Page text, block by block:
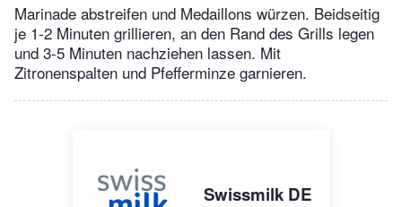
Marinade abstreifen und Medaillons würzen. Beidseitig
je 1-2 Minuten grillieren, an den Rand des Grills legen
und 3-5 Minuten nachziehen lassen. Mit
Zitronenspalten und Pfefferminze garnieren.
Swissmilk DE